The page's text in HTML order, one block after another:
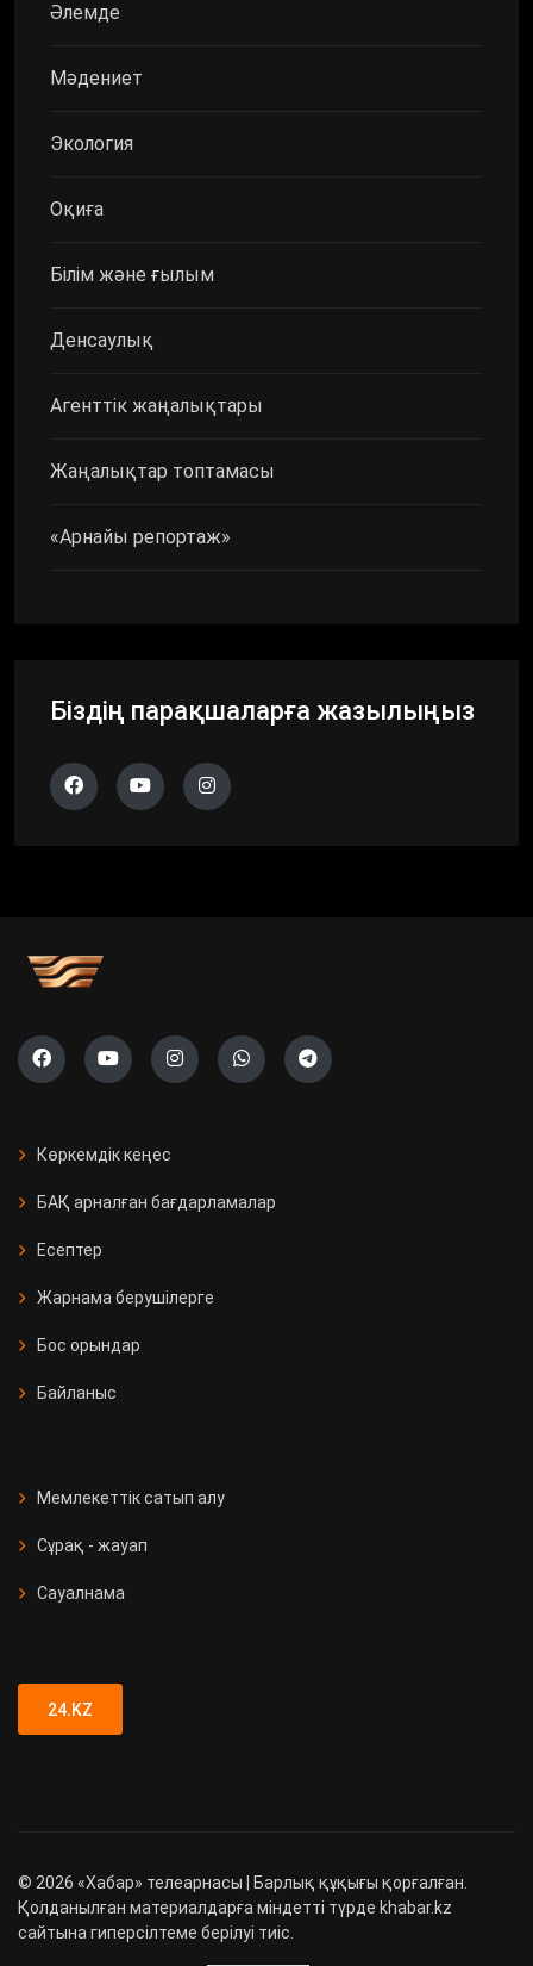
Әлемде
Мәдениет
Экология
Оқиға
Білім және ғылым
Денсаулық
Агенттік жаңалықтары
Жаңалықтар топтамасы
«Арнайы репортаж»
Біздің парақшаларға жазылыңыз
Көркемдік кеңес
БАҚ арналған бағдарламалар
Есептер
Жарнама берушілерге
Бос орындар
Байланыс
Мемлекеттік сатып алу
Сұрақ - жауап
Сауалнама
24.KZ
© 2026 «Хабар» телеарнасы | Барлық құқығы қорғалған.
Қолданылған материалдарға міндетті түрде khabar.kz
сайтына гиперсілтеме берілуі тиіс.